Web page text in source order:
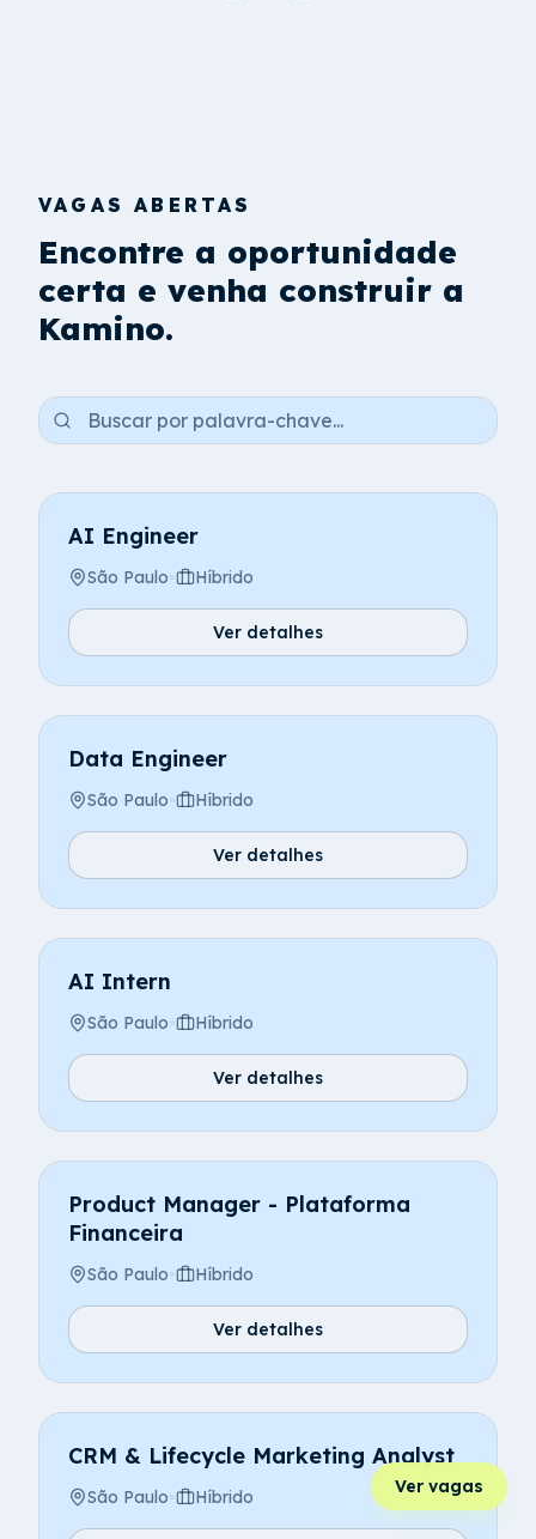
VAGAS ABERTAS
Encontre a oportunidade
certa e venha construir a
Kamino.
AI Engineer
São Paulo• Híbrido
Ver detalhes
Data Engineer
São Paulo• Híbrido
Ver detalhes
AI Intern
São Paulo• Híbrido
Ver detalhes
Product Manager - Plataforma
Financeira
São Paulo• Híbrido
Ver detalhes
CRM & Lifecycle Marketing Analyst
São Paulo• Híbrido Ver vagas